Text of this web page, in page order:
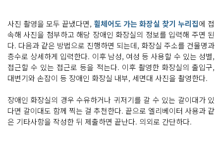
사진 촬영을 모두 끝냈다면, 휠체어도 가는 화장실 찾기 누리집에 접
속해 사진을 첨부하고 해당 장애인 화장실의 정보를 입력해 주면 된
다. 다음과 같은 방법으로 진행하면 되는데, 화장실 주소를 건물명과
층수로 상세하게 입력한다. 이후 남성, 여성 등 사용할 수 있는 성별,
접근할 수 있는 접근로 등을 적는다. 이후 촬영한 화장실의 출입구,
대변기와 손잡이 등 장애인 화장실 내부, 세면대 사진을 촬영한다.
장애인 화장실의 경우 수유하거나 귀저기를 갈 수 있는 갈이대가 있
다면 갈이대도 함께 찍는 걸 추천한다. 끝으로 엘리베이터 사용과 같
은 기타사항을 작성한 뒤 제출하면 끝난다. 의외로 간단하다.